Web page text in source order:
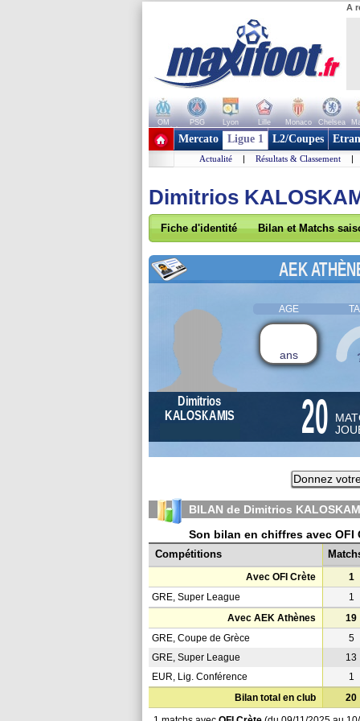
A
OM PSG Lyon Lille Monaco Chelsea
+ de clubs
Mercato Ligue 1 L2/Coupes
Actualité | Résultats & Classement |
Dimitrios
Fiche d'identité Bilan et Matchs
AEK
AGE
ans
Dimitrios
KALOSKAMIS
20
Donnez
BILAN de Dimitrios
Son bilan en chiffres avec OFI
Compétitions
Avec OFI Crète
1
GRE, Super League
1
Avec AEK Athènes
19
GRE, Coupe de Grèce
5
GRE, Super League
13
EUR, Lig. Conférence
1
Bilan total en club
20